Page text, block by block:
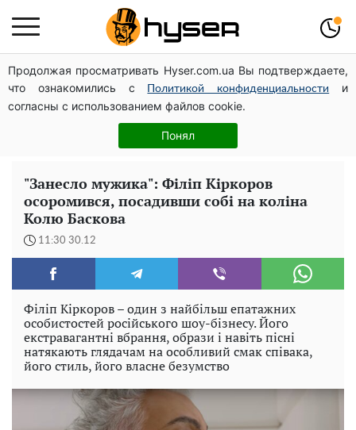
Продолжая просматривать Hyser.com.ua Вы подтверждаете,
что ознакомились с
Политикой конфиденциальности
и
согласны с использованием файлов cookie.
Понял
Посол ОБСЄ вдруге відвідав місце російського удару
по житловому будинку на Подолі
Таку смакоту ви відкриватимете банку за банкою:
рецепт помідорів дольками з цибулею та олією на
"Занесло мужика": Філіп Кіркоров
осоромився, посадивши собі на коліна
Колю Баскова
11:30 30.12
Філіп Кіркоров – один з найбільш епатажних
особистостей російського шоу-бізнесу. Його
екстравагантні вбрання, образи і навіть пісні
натякають глядачам на особливий смак співака,
його стиль, його власне безумство